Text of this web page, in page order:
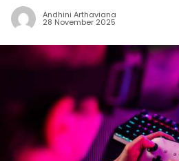
Andhini Arthaviana
28 November 2025